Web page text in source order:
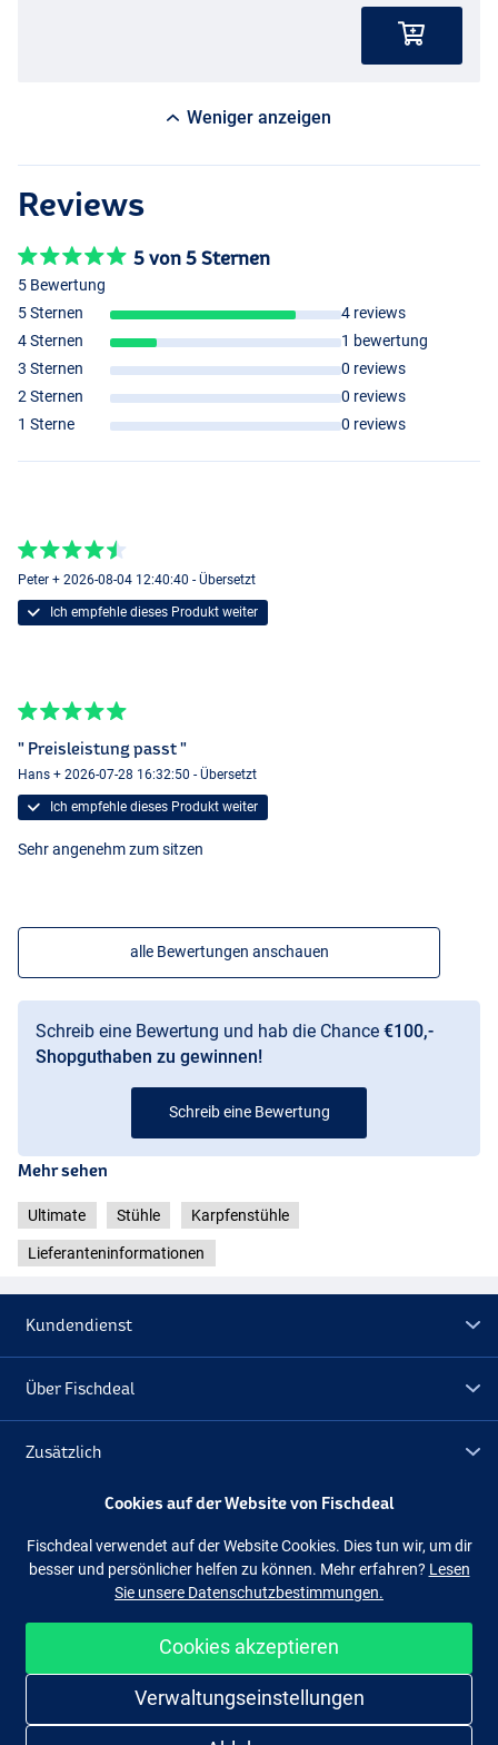
Weniger anzeigen
Reviews
5 von 5 Sternen
5 Bewertung
5 Sternen
4 reviews
4 Sternen
1 bewertung
3 Sternen
0 reviews
2 Sternen
0 reviews
1 Sterne
0 reviews
Peter + 2026-08-04 12:40:40 - Übersetzt
Ich empfehle dieses Produkt weiter
" Preisleistung passt "
Hans + 2026-07-28 16:32:50 - Übersetzt
Ich empfehle dieses Produkt weiter
Sehr angenehm zum sitzen
alle Bewertungen anschauen
Schreib eine Bewertung und hab die Chance €100,-
Shopguthaben zu gewinnen!
Schreib eine Bewertung
Mehr sehen
Ultimate Stühle Karpfenstühle
Lieferanteninformationen
Kundendienst
Über Fischdeal
Zusätzlich
Lagerräumung
Facebook
Einfach und sicher shoppen
Cookies auf der Website von Fischdeal
Fischdeal verwendet auf der Website Cookies. Dies tun wir, um dir
besser und persönlicher helfen zu können. Mehr erfahren? Lesen
Sie unsere Datenschutzbestimmungen.
Cookies akzeptieren
Verwaltungseinstellungen